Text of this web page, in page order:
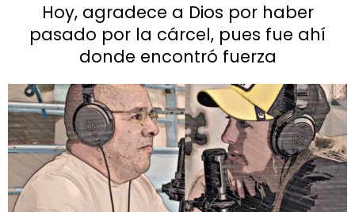
Hoy, agradece a Dios por haber
pasado por la cárcel, pues fue ahí
donde encontró fuerza